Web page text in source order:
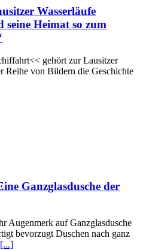
Wasserläufe
Heimat so zum
gehört zur Lausitzer
Reihe von Bildern die Geschichte
Ganzglasdusche der
Augenmerk auf Ganzglasdusche
bevorzugt Duschen nach ganz
[...]